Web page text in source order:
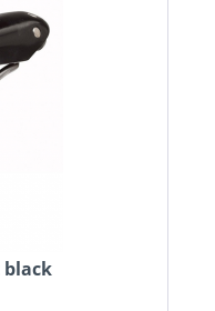
black